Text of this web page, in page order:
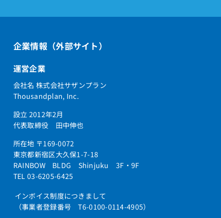
企業情報（外部サイト）
運営企業
会社名 株式会社サザンプラン
Thousandplan, Inc.
設立 2012年2月
代表取締役 田中伸也
所在地 〒169-0072
東京都新宿区大久保1-7-18
RAINBOW BLDG Shinjuku 3F・9F
TEL 03-6205-6425
インボイス制度につきまして
（事業者登録番号 T6-0100-0114-4905）